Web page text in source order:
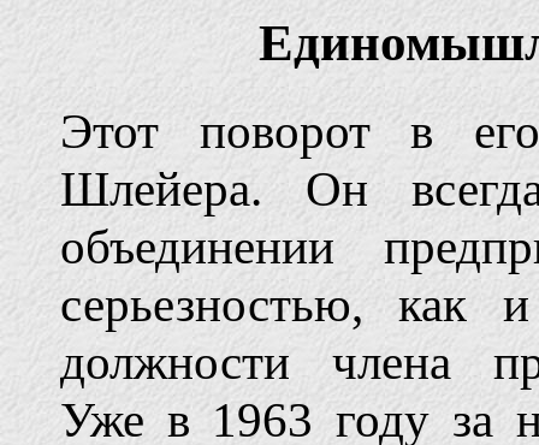
Этот поворот в
Шлейера. Он
объединении
серьезностью, как
должности члена
Уже в 1963 году за